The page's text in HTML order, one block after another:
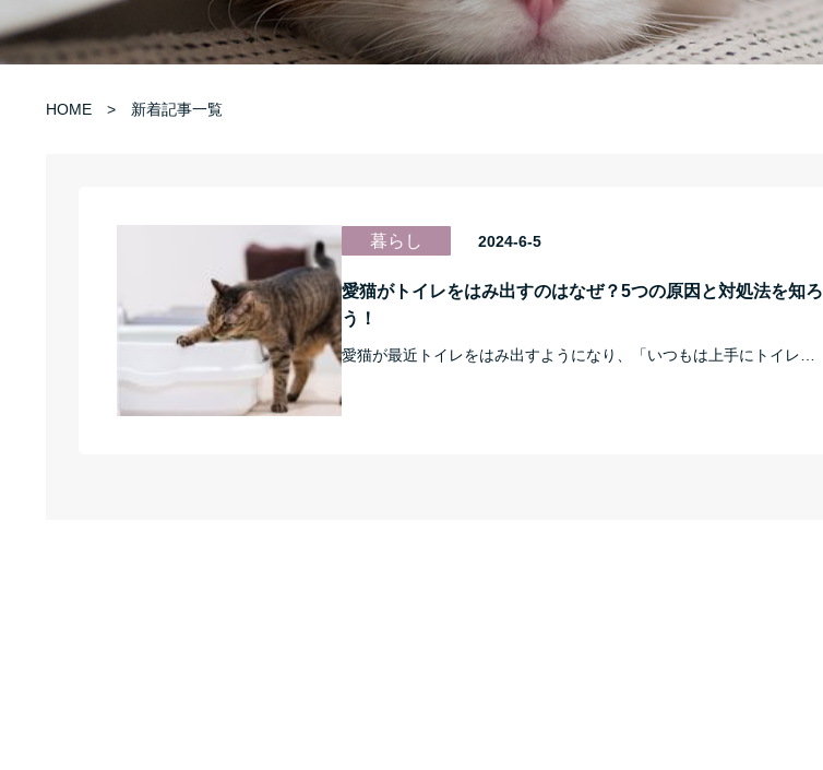
HOME 新着記事一覧
暮らし 2024-6-5
愛猫がトイレをはみ出すのはなぜ？5つの原因と対処法を知ろ
う！
愛猫が最近トイレをはみ出すようになり、「いつもは上手にトイレ…